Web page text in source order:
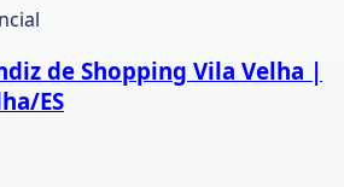
de Shopping Vila Velha |
ES